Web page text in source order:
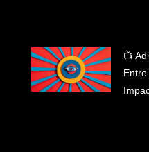
📺